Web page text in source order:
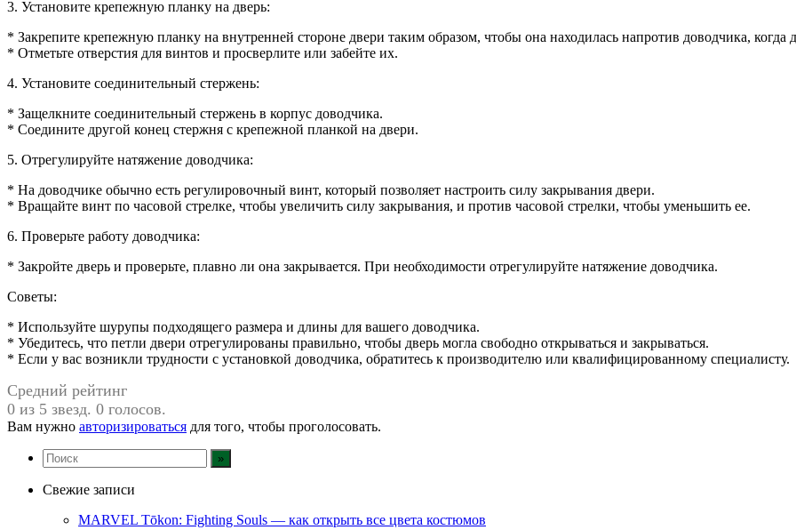
3. Установите крепежную планку на дверь:
* Закрепите крепежную планку на внутренней стороне двери таким образом, чтобы она находилась напротив доводчика, когда
* Отметьте отверстия для винтов и просверлите или забейте их.
4. Установите соединительный стержень:
* Защелкните соединительный стержень в корпус доводчика.
* Соедините другой конец стержня с крепежной планкой на двери.
5. Отрегулируйте натяжение доводчика:
* На доводчике обычно есть регулировочный винт, который позволяет настроить силу закрывания двери.
* Вращайте винт по часовой стрелке, чтобы увеличить силу закрывания, и против часовой стрелки, чтобы уменьшить ее.
6. Проверьте работу доводчика:
* Закройте дверь и проверьте, плавно ли она закрывается. При необходимости отрегулируйте натяжение доводчика.
Советы:
* Используйте шурупы подходящего размера и длины для вашего доводчика.
* Убедитесь, что петли двери отрегулированы правильно, чтобы дверь могла свободно открываться и закрываться.
* Если у вас возникли трудности с установкой доводчика, обратитесь к производителю или квалифицированному специалисту.
Средний рейтинг
0 из 5 звезд. 0 голосов.
Вам нужно авторизироваться для того, чтобы проголосовать.
Свежие записи
MARVEL Tōkon: Fighting Souls — как открыть все цвета костюмов